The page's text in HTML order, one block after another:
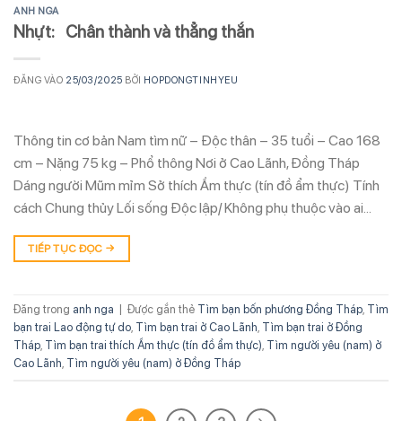
ANH NGA
Nhựt: Chân thành và thẳng thắn
ĐĂNG VÀO 25/03/2025 BỞI HOPDONGTINHYEU
Thông tin cơ bản Nam tìm nữ – Độc thân – 35 tuổi – Cao 168
cm – Nặng 75 kg – Phổ thông Nơi ở Cao Lãnh, Đồng Tháp
Dáng người Mũm mỉm Sở thích Ẩm thực (tín đồ ẩm thực) Tính
cách Chung thủy Lối sống Độc lập/ Không phụ thuộc vào ai…
TIẾP TỤC ĐỌC →
Đăng trong anh nga Được gắn thẻ Tìm bạn bốn phương Đồng Tháp, Tìm
bạn trai Lao động tự do, Tìm bạn trai ở Cao Lãnh, Tìm bạn trai ở Đồng
Tháp, Tìm bạn trai thích Ẩm thực (tín đồ ẩm thực), Tìm người yêu (nam) ở
Cao Lãnh, Tìm người yêu (nam) ở Đồng Tháp